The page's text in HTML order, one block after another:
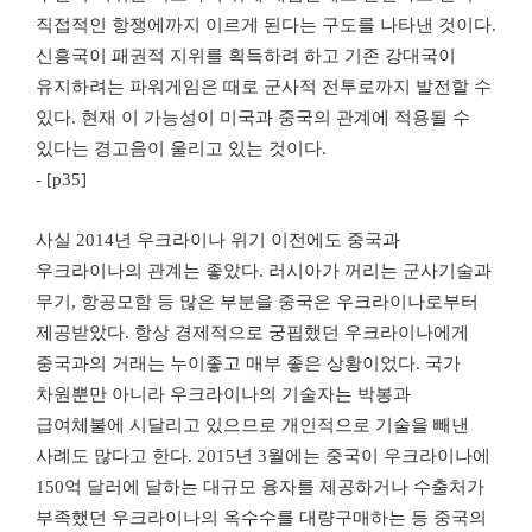
직접적인 항쟁에까지 이르게 된다는 구도를 나타낸 것이다.
신흥국이 패권적 지위를 획득하려 하고 기존 강대국이
유지하려는 파워게임은 때로 군사적 전투로까지 발전할 수
있다. 현재 이 가능성이 미국과 중국의 관계에 적용될 수
있다는 경고음이 울리고 있는 것이다.
- [p35]
사실 2014년 우크라이나 위기 이전에도 중국과
우크라이나의 관계는 좋았다. 러시아가 꺼리는 군사기술과
무기, 항공모함 등 많은 부분을 중국은 우크라이나로부터
제공받았다. 항상 경제적으로 궁핍했던 우크라이나에게
중국과의 거래는 누이좋고 매부 좋은 상황이었다. 국가
차원뿐만 아니라 우크라이나의 기술자는 박봉과
급여체불에 시달리고 있으므로 개인적으로 기술을 빼낸
사례도 많다고 한다. 2015년 3월에는 중국이 우크라이나에
150억 달러에 달하는 대규모 융자를 제공하거나 수출처가
부족했던 우크라이나의 옥수수를 대량구매하는 등 중국의